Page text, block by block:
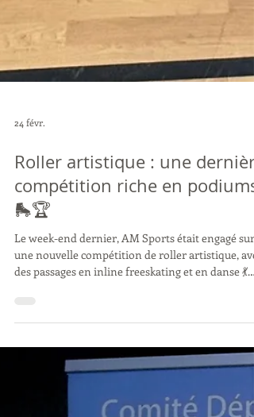
Roller artistique : une dernière
compétition riche en podiums
Le week-end dernier, AM Sports était engagé sur